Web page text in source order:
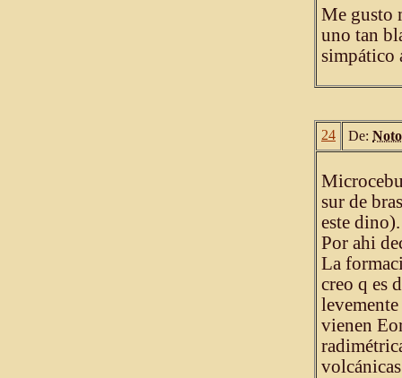
Me gusto
uno tan
simpático
24 De:
sur de
este dino).
Por ahi
La
creo q es
vienen